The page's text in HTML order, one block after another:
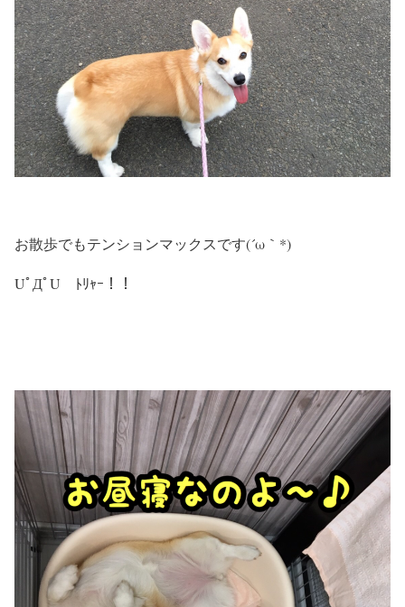
お散歩でもテンションマックスです(´ω｀*)
UﾟДﾟU ﾄﾘｬｰ！！